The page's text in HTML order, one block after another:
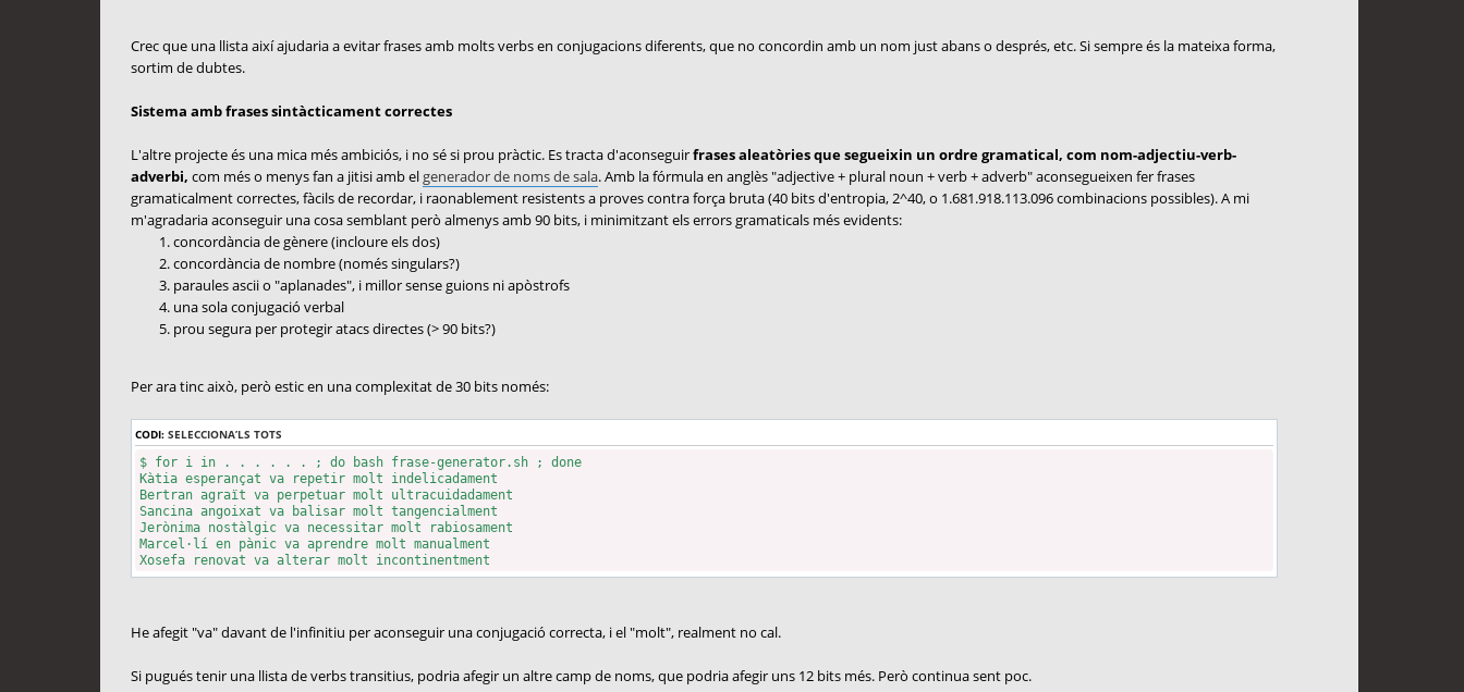
Crec que una llista així ajudaria a evitar frases amb molts verbs en conjugacions diferents, que no concordin amb un nom just abans o després, etc. Si sempre és la mateixa forma,
sortim de dubtes.
Sistema amb frases sintàcticament correctes
L'altre projecte és una mica més ambiciós, i no sé si prou pràctic. Es tracta d'aconseguirfrases aleatòries que segueixin un ordre gramatical, com nom-adjectiu-verb-
adverbi, com més o menys fan a jitisi amb el generador de noms de sala. Amb la fórmula en anglès "adjective + plural noun + verb + adverb" aconsegueixen fer frases
gramaticalment correctes, fàcils de recordar, i raonablement resistents a proves contra força bruta (40 bits d'entropia, 2^40, o 1.681.918.113.096 combinacions possibles). A mi
m'agradaria aconseguir una cosa semblant però almenys amb 90 bits, i minimitzant els errors gramaticals més evidents:
concordància de gènere (incloure els dos)
concordància de nombre (només singulars?)
paraules ascii o "aplanades", i millor sense guions ni apòstrofs
una sola conjugació verbal
prou segura per protegir atacs directes (> 90 bits?)
Per ara tinc això, però estic en una complexitat de 30 bits només:
CODI: SELECCIONA’LS TOTS
$ for i in . . . . . . ; do bash frase-generator.sh ; done
Kàtia esperançat va repetir molt indelicadament
Bertran agraït va perpetuar molt ultracuidadament
Sancina angoixat va balisar molt tangencialment
Jerònima nostàlgic va necessitar molt rabiosament
Marcel·lí en pànic va aprendre molt manualment
Xosefa renovat va alterar molt incontinentment
He afegit "va" davant de l'infinitiu per aconseguir una conjugació correcta, i el "molt", realment no cal.
Si pugués tenir una llista de verbs transitius, podria afegir un altre camp de noms, que podria afegir uns 12 bits més. Però continua sent poc.